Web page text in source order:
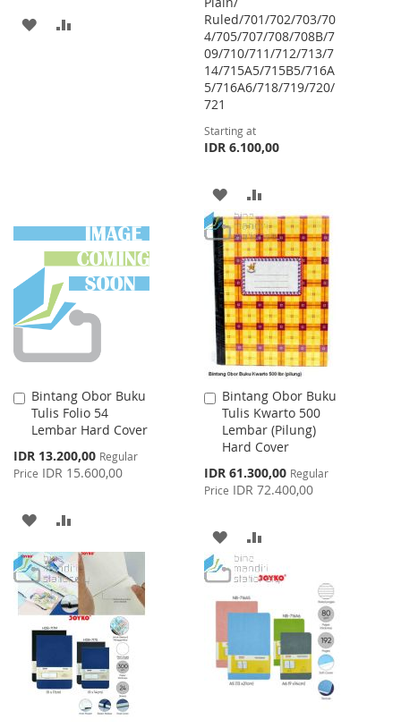
ADD
Ruled/701/702/703/70
4/705/707/708/708B/7
09/710/711/712/713/7
14/715A5/715B5/716A
5/716A6/718/719/720/
721
Starting at
IDR 6.100,00
ADD
TO
WISH
LIST
TO
COMPARE
Bintang Obor Buku
Tulis Folio 54
Lembar Hard Cover
Special
Price
IDR 13.200,00 Regular
Price IDR 15.600,00
Add
to
Cart
ADD
TO
WISH
LIST
TO
COMPARE
Bintang Obor Buku
Tulis Kwarto 500
Lembar (Pilung)
Hard Cover
Special
Price
IDR 61.300,00 Regular
Price IDR 72.400,00
Add
to
Cart
ADD
TO
WISH
TO
COMPARE